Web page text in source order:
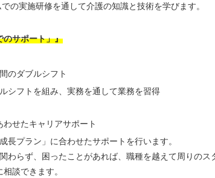
の実施研修を通して介護の知識と技術を学びます。
のサポート」』
のダブルシフト
シフトを組み、実務を通して業務を習得
わせたキャリアサポート
長プラン」に合わせたサポートを行います。
わらず、困ったことがあれば、職種を越えて周りのス
相談できます。